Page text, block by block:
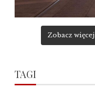
Zobacz więcej
TAGI